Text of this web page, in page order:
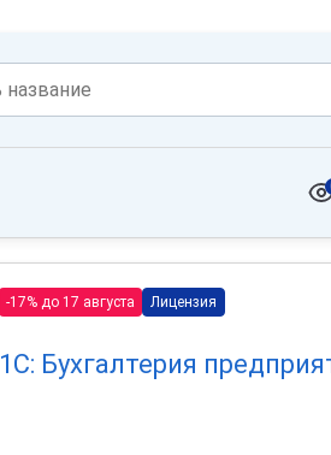
-17% до 17 августа Лицензия
1С: Бухгалтерия